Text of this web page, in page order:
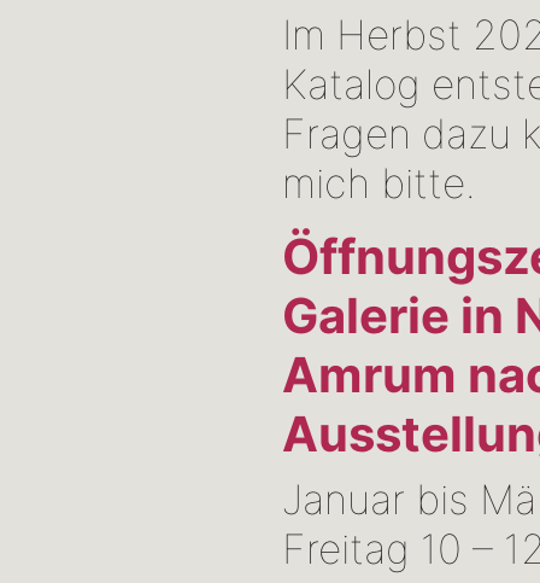
Im Herbst
Katalog
Fragen dazu
mich bitte.
Galerie in
Amrum
Januar bis
Freitag 10 –